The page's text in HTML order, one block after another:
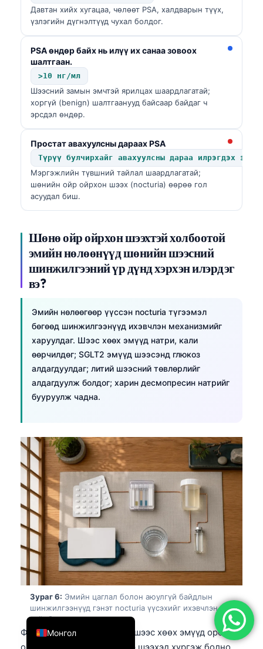
Давтан хийх хугацаа, чөлөөт PSA, халдварын түүх,
үзлэгийн дүгнэлтүүд чухал болдог.
PSA өндөр байх нь илүү их санаа зовоох
шалтгаан.
>10 нг/мл
Шээсний замын эмчтэй ярилцах шаардлагатай;
хоргүй (benign) шалтгаанууд байсаар байдаг ч
эрсдэл өндөр.
Простат авахуулсны дараах PSA
Түрүү булчирхайг авахуулсны дараа илрэгдэх
Мэргэжлийн түвшний тайлал шаардлагатай;
шөнийн ойр ойрхон шээх (nocturia) өөрөө гол
асуудал биш.
Шөнө ойр ойрхон шээхтэй холбоотой
эмийн нөлөөнүүд шөнийн шээсний
шинжилгээний үр дүнд хэрхэн илэрдэг
вэ?
Эмийн нөлөөгөөр үүссэн nocturia түгээмэл
бөгөөд шинжилгээнүүд ихэвчлэн механизмийг
харуулдаг. Шээс хөөх эмүүд натри, кали
өөрчилдөг; SGLT2 эмүүд шээсэнд глюкоз
алдагдуулдаг; литий шээсний төвлөрлийг
алдагдуулж болдог; харин десмопресин натрийг
бууруулж чадна.
Зураг 6: Эмийн цаглал болон аюулгүй байдлын
шинжилгээнүүд гэнэт nocturia үүсэхийг ихэвчлэн
тайлбарладаг.
Фуросемид зэрэг гогцоот шээс хөөх эмүүд орой
Монгол
English
Deutsch
العربية
Français
עִבְרִית
Italiano
Español
Português
Ελληνικά
Türkçe
简体中文
فارسی
Български
Dansk
Íslenska
Bosanski
Azərbaycan dili
Eesti
日本語
Čeština
ქართული
Русский
Lietuvių kalba
한국어